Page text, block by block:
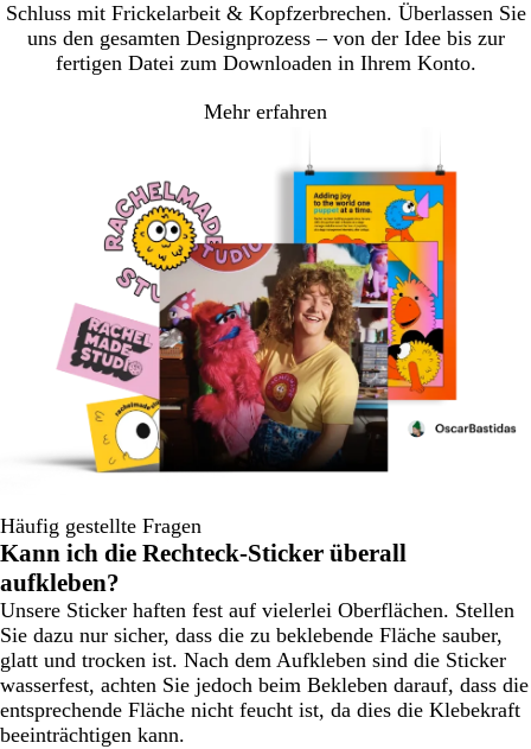
Schluss mit Frickelarbeit & Kopfzerbrechen. Überlassen Sie
uns den gesamten Designprozess – von der Idee bis zur
fertigen Datei zum Downloaden in Ihrem Konto.
Mehr erfahren
Häufig gestellte Fragen
Kann ich die Rechteck-Sticker überall
aufkleben?
Unsere Sticker haften fest auf vielerlei Oberflächen. Stellen
Sie dazu nur sicher, dass die zu beklebende Fläche sauber,
glatt und trocken ist. Nach dem Aufkleben sind die Sticker
wasserfest, achten Sie jedoch beim Bekleben darauf, dass die
entsprechende Fläche nicht feucht ist, da dies die Klebekraft
beeinträchtigen kann.